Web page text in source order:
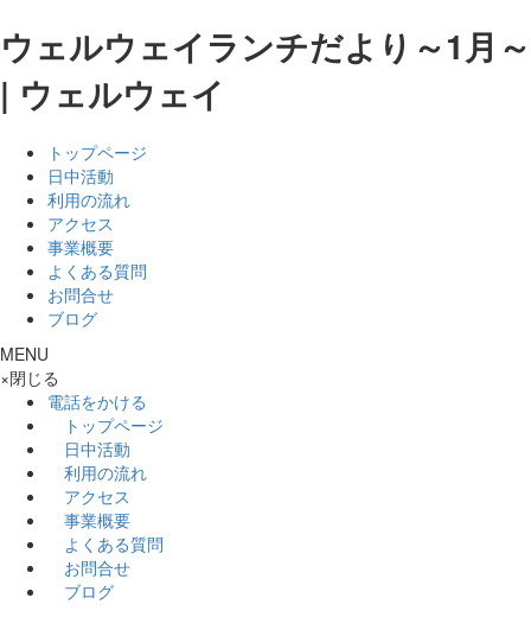
ウェルウェイランチだより～1月～
| ウェルウェイ
トップページ
日中活動
利用の流れ
アクセス
事業概要
よくある質問
お問合せ
ブログ
MENU
×閉じる
電話をかける
トップページ
日中活動
利用の流れ
アクセス
事業概要
よくある質問
お問合せ
ブログ